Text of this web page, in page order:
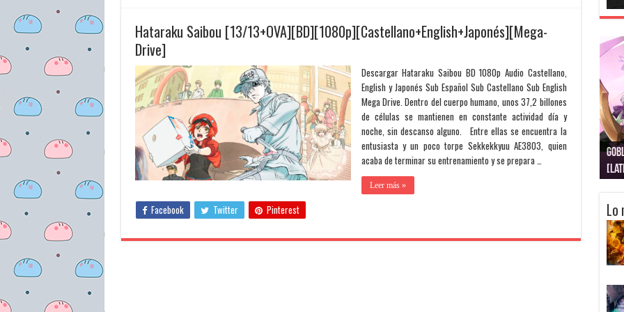
Hataraku Saibou [13/13+OVA][BD][1080p][Castellano+English+Japonés][Mega-
Drive]
Descargar Hataraku Saibou BD 1080p Audio Castellano,
English y Japonés Sub Español Sub Castellano Sub English
Mega Drive. Dentro del cuerpo humano, unos 37,2 billones
de células se mantienen en constante actividad día y
noche, sin descanso alguno. Entre ellas se encuentra la
entusiasta y un poco torpe Sekkekkyuu AE3803, quien
acaba de terminar su entrenamiento y se prepara …
Leer más »
Facebook Twitter Pinterest Lo